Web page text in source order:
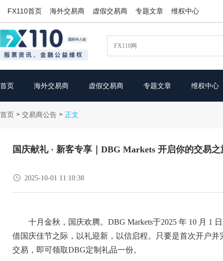
FX110首页 海外交易商 虚假交易商 专题文章 维权中心
首页 海外交易商 虚假交易商 专题文章 维权中心
首页 > 交易商公告 > 正文
国庆献礼 · 新客专享｜DBG Markets 开启你的交易
 2025-10-01 11:10:38
十月金秋，国庆欢腾。DBG Markets于2025 年 10 月 1
借国庆佳节之际，以礼迎新，以信启程。只要是首次开户
交易，即可领取DBG定制礼品一份。